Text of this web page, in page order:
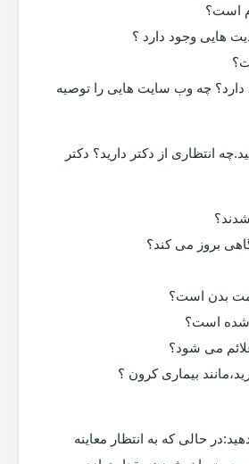
است؟
هایی وجود دارد ؟
دارد؟ چه وب سایت هایی را توصیه
انتظاری از دکتر دارید؟ دکتر
بروز می کند؟
بدن است؟
شده است؟
می شود؟
بیماری کرون ؟
حالی که به انتظار معاینه